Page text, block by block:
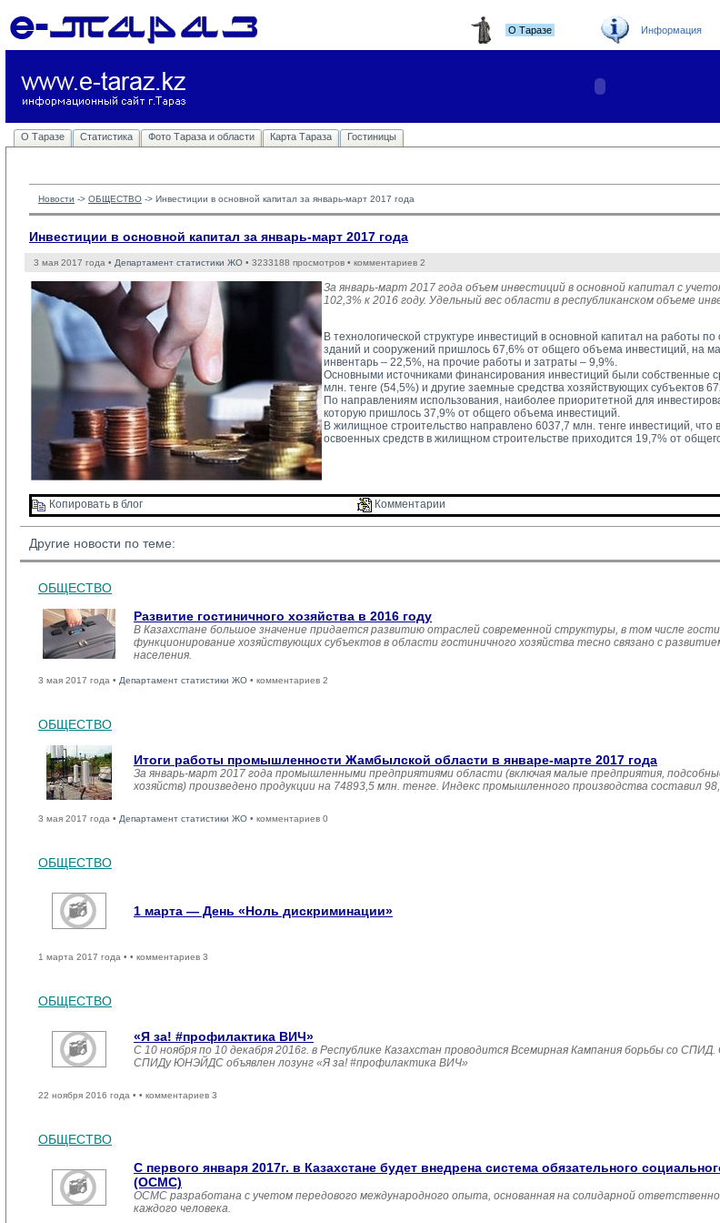
О Таразе Информация
О Таразе Статистика Фото Тараза и области Карта Тараза Гостиницы
Новости -> ОБЩЕСТВО -> Инвестиции в основной капитал за январь-март 2017 года
Инвестиции в основной капитал за январь-март 2017 года
3 мая 2017 года • Департамент статистики ЖО • 3233188 просмотров • комментариев 2
За январь-март 2017 года объем инвестиций в основной капитал с
102,3% к 2016 году. Удельный вес области в республиканском объеме
В технологической структуре инвестиций в основной капитал на работы
зданий и сооружений пришлось 67,6% от общего объема инвестиций, на
инвентарь – 22,5%, на прочие работы и затраты – 9,9%.
Основными источниками финансирования инвестиций были собственные
млн. тенге (54,5%) и другие заемные средства хозяйствующих субъектов
По направлениям использования, наиболее приоритетной для
которую пришлось 37,9% от общего объема инвестиций.
В жилищное строительство направлено 6037,7 млн. тенге инвестиций,
освоенных средств в жилищном строительстве приходится 19,7% от
Копировать в блог Комментарии
Другие новости по теме:
ОБЩЕСТВО
Развитие гостиничного хозяйства в 2016 году
В Казахстане большое значение придается развитию отраслей современной структуры, в том числе
функционирование хозяйствующих субъектов в области гостиничного хозяйства тесно связано с
населения.
3 мая 2017 года • Департамент статистики ЖО • комментариев 2
ОБЩЕСТВО
Итоги работы промышленности Жамбылской области в январе-марте 2017 года
За январь-март 2017 года промышленными предприятиями области (включая малые предприятия,
хозяйств) произведено продукции на 74893,5 млн. тенге. Индекс промышленного производства составил
3 мая 2017 года • Департамент статистики ЖО • комментариев 0
ОБЩЕСТВО
1 марта — День «Ноль дискриминации»
1 марта 2017 года • • комментариев 3
ОБЩЕСТВО
«Я за! #профилактика ВИЧ»
С 10 ноября по 10 декабря 2016г. в Республике Казахстан проводится Всемирная Кампания борьбы со
СПИДу ЮНЭЙДС объявлен лозунг «Я за! #профилактика ВИЧ»
22 ноября 2016 года • • комментариев 3
ОБЩЕСТВО
С первого января 2017г. в Казахстане будет внедрена система обязательного
(ОСМС)
ОСМС разработана с учетом передового международного опыта, основанная на солидарной
каждого человека.